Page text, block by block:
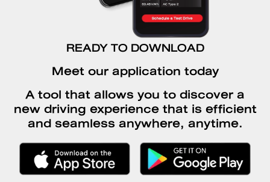
READY TO DOWNLOAD
Meet our application today
A tool that allows you to discover a
new driving experience that is efficient
and seamless anywhere, anytime.